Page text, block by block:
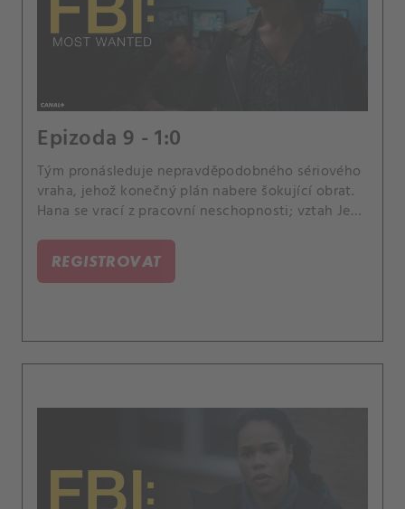
Epizoda 9 - 1:0
Tým pronásleduje nepravděpodobného sériového
vraha, jehož konečný plán nabere šokující obrat.
Hana se vrací z pracovní neschopnosti; vztah Jess
REGISTROVAT